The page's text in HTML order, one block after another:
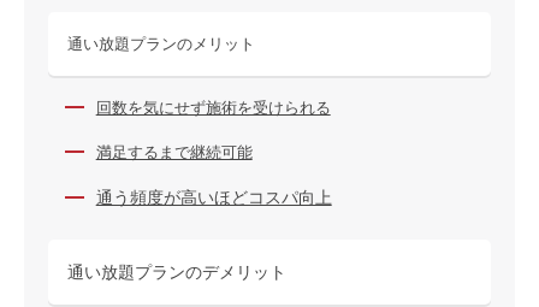
通い放題プランのメリット
回数を気にせず施術を受けられる
満足するまで継続可能
通う頻度が高いほどコスパ向上
通い放題プランのデメリット